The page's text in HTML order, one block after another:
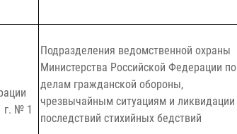
г. № 1
Подразделения ведомственной охраны
Министерства Российской Федерации по
делам гражданской обороны,
чрезвычайным ситуациям и ликвидации
последствий стихийных бедствий